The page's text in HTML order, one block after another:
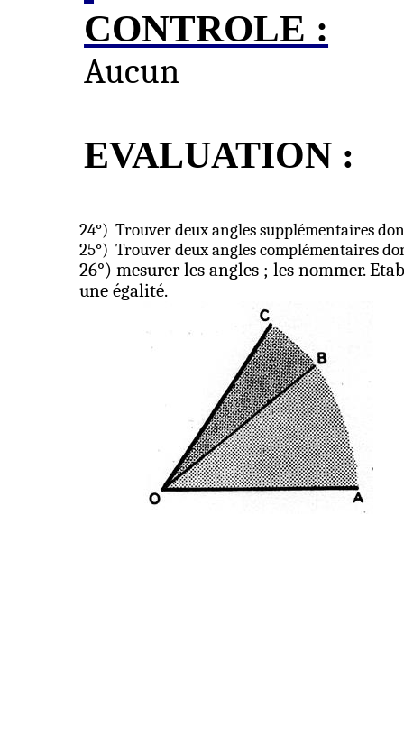
CONTROLE :
Aucun
EVALUATION :
24°) Trouver deux anglessupplémentaires
25°) Trouver deux angles complémentaires
26°) mesurer les angles ; les nommer.
une égalité.